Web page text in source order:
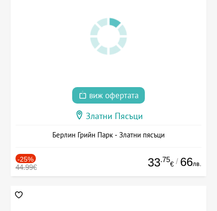
виж офертата
Златни Пясъци
Берлин Грийн Парк - Златни пясъци
-25%
44.99€ 33.75
€ / 66лв.